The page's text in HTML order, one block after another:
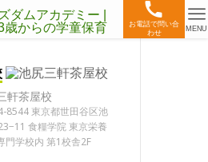
お電話で問い合
わせ
MENU
軒茶屋校
8544 東京都世田谷区池
食糧学院 東京栄養
門学校内 第1校舎2F